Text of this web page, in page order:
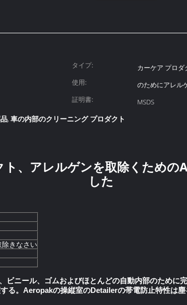
タイプ:
カーケア プロダ
使用:
のためにアレル
証明書:
MSDS
, 車の内部のクリーニング プロダクト
ト、アレルゲンを取除くため
した
きなさい
ニール、ゴムおよびほとんどの自動内部のために
る。Aeropakの操縦室のDetailerの帯電防止特性は塵